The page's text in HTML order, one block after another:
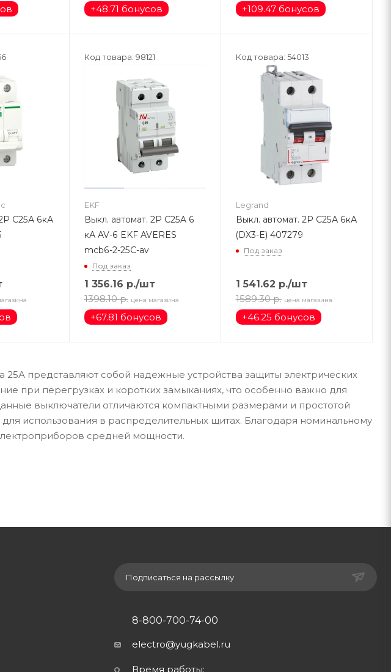
+48.71 бонусов +109.47 бонусов
С25А 6кА
Код товара: 98121
EKF
Выкл. автомат. 2Р С25A 6
кА AV-6 EKF AVERES
mcb6-2-25C-av
Под заказ
1 356.16 р./шт
1398.10 р. цена магазина
+67.81 бонусов
Код товара: 54013
Legrand
Выкл. автомат. 2Р С25А 6кА
(DX3-Е) 407279
Под заказ
1 541.62 р./шт
1589.30 р. цена магазина
+46.25 бонусов
представляют собой надежные устройства защиты электрических
при перегрузках и коротких замыканиях, что особенно важно для
выключатели отличаются компактными размерами и простотой
использования в распределительных щитах. Благодаря номинальному
средней мощности.
Подписаться на рассылку
8-800-700-74-00
electro@yugkabel.ru
Время работы: